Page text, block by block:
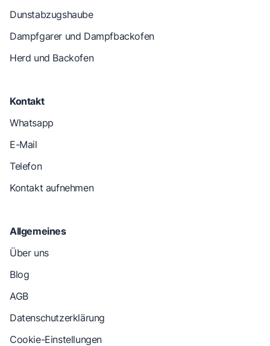
Dunstabzugshaube
Dampfgarer und Dampfbackofen
Herd und Backofen
Kontakt
Whatsapp
E-Mail
Telefon
Kontakt aufnehmen
Allgemeines
Über uns
Blog
AGB
Datenschutzerklärung
Cookie-Einstellungen